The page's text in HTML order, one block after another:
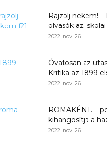
Rajzolj nekem!
olvasók az
2022. nov. 26.
Óvatosan az
Kritika az 1899
2022. nov. 26.
ROMAKÉNT. –
kihangosítja a
2022. nov. 26.